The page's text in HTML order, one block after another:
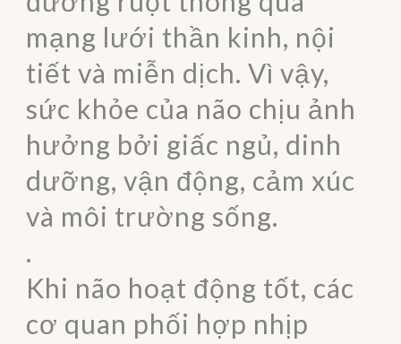
mạng lưới thần kinh, nội
tiết và miễn dịch. Vì vậy,
sức khỏe của não chịu ảnh
hưởng bởi giấc ngủ, dinh
dưỡng, vận động, cảm xúc
và môi trường sống.
.
Khi não hoạt động tốt, các
cơ quan phối hợp nhịp